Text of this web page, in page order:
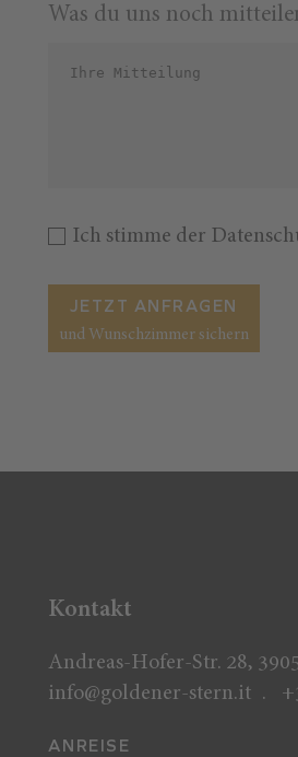
Was du uns noch
Ich stimme der
JETZT ANFRAGEN
und Wunschzimmer sichern
Kontakt
Andreas-Hofer-Str. 28,
info@goldener-stern.it
ANREISE